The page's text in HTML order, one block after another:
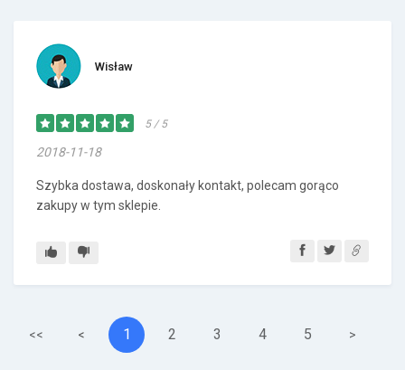
Wisław
5 / 5
2018-11-18
Szybka dostawa, doskonały kontakt, polecam gorąco
zakupy w tym sklepie.
<< < 1 2 3 4 5 >